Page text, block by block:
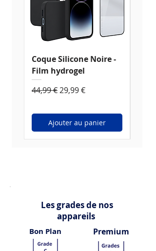
Coque Silicone Noire -
Film hydrogel
Prix original
44,99 € Prix promotionnel
29,99 €
Ajouter au panier
Les grades de nos
appareils
Bon Plan Premium